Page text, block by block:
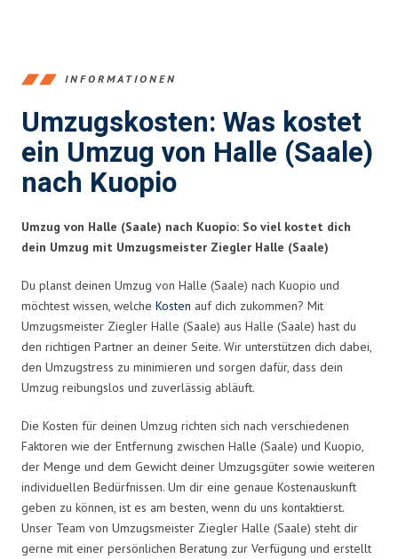
INFORMATIONEN
Umzugskosten: Was kostet
ein Umzug von Halle (Saale)
nach Kuopio
Umzug von Halle (Saale) nach Kuopio: So viel kostet dich
dein Umzug mit Umzugsmeister Ziegler Halle (Saale)
Du planst deinen Umzug von Halle (Saale) nach Kuopio und
möchtest wissen, welche Kosten auf dich zukommen? Mit
Umzugsmeister Ziegler Halle (Saale) aus Halle (Saale) hast du
den richtigen Partner an deiner Seite. Wir unterstützen dich dabei,
den Umzugstress zu minimieren und sorgen dafür, dass dein
Umzug reibungslos und zuverlässig abläuft.
Die Kosten für deinen Umzug richten sich nach verschiedenen
Faktoren wie der Entfernung zwischen Halle (Saale) und Kuopio,
der Menge und dem Gewicht deiner Umzugsgüter sowie weiteren
individuellen Bedürfnissen. Um dir eine genaue Kostenauskunft
geben zu können, ist es am besten, wenn du uns kontaktierst.
Unser Team von Umzugsmeister Ziegler Halle (Saale) steht dir
gerne mit einer persönlichen Beratung zur Verfügung und erstellt